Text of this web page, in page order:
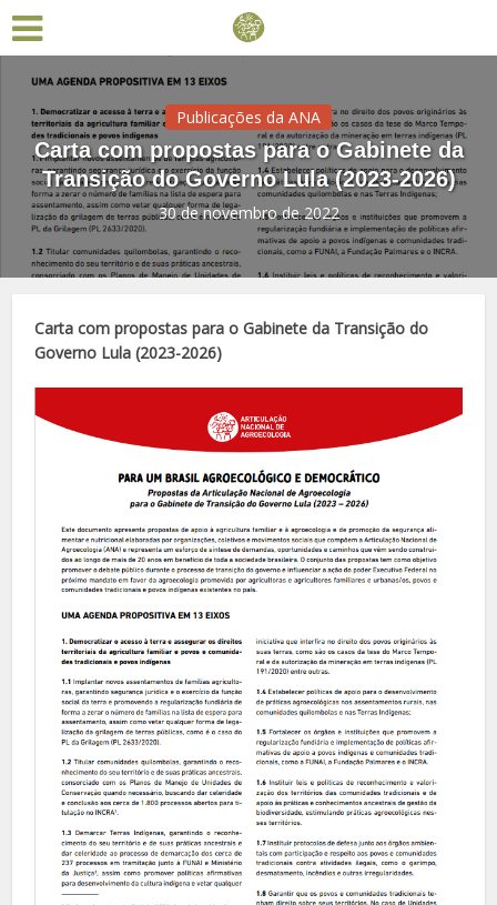
Publicações da ANA
Carta com propostas para o Gabinete da
Transição do Governo Lula (2023-2026)
30 de novembro de 2022
Carta com propostas para o Gabinete da Transição do
Governo Lula (2023-2026)